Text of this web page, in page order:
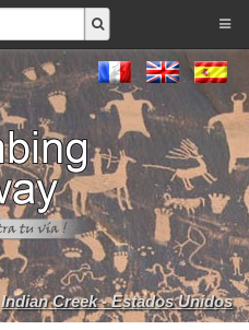
Indian Creek - Estados Unidos